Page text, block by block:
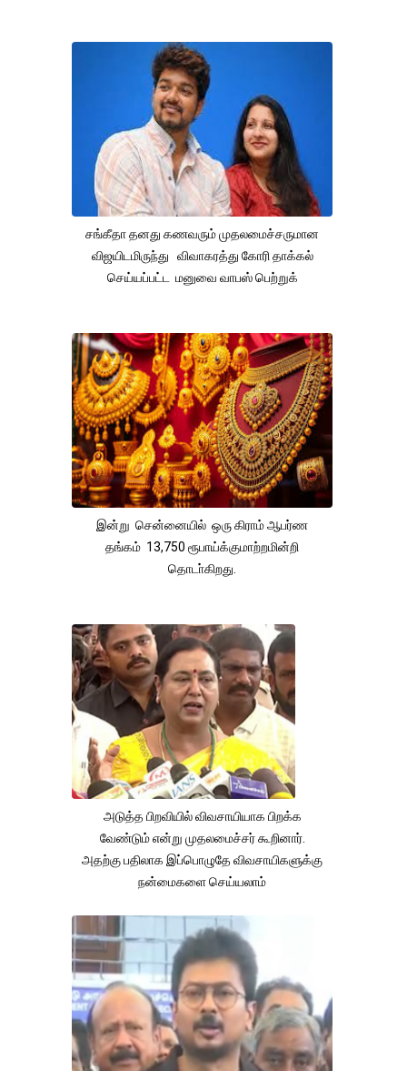
சங்கீதா தனது கணவரும் முதலமைச்சருமான
விஜயிடமிருந்து விவாகரத்து கோரி தாக்கல்
செய்யப்பட்ட மனுவை வாபஸ் பெற்றுக்
இன்று சென்னையில் ஒரு கிராம் ஆபர்ண
தங்கம் 13,750 ரூபாய்க்குமாற்றமின்றி
தொடா்கிறது.
அடுத்த பிறவியில் விவசாயியாக பிறக்க
வேண்டும் என்று முதலமைச்சர் கூறினார்.
அதற்கு பதிலாக இப்பொழுதே விவசாயிகளுக்கு
நன்மைகளை செய்யலாம்